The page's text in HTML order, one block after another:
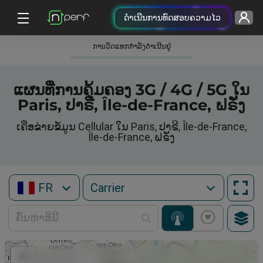
ດຳເນີນການທົດສອບຄວາມໄວ
ການວັດແທກກໍາລັງດໍາເນີນຢູ່
ແຜນທີ່ການຄຸ້ມຄອງ 3G / 4G / 5G ໃນ
Paris, ປາຣີ, Île-de-France, ຝຣັ່ງ
ເຄືອຂ່າຍຂໍ້ມູນ Cellular ໃນ Paris, ປາຣີ, Île-de-France,
Île-de-France, ຝຣັ່ງ
FR